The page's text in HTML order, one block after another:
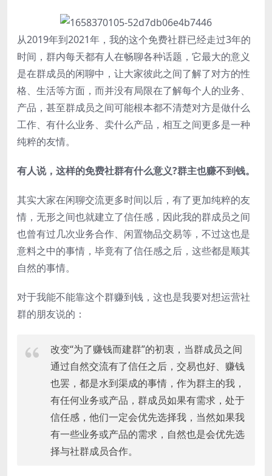
从2019年到2021年，我的这个免费社群已经走过3年的
时间，群内每天都有人在畅聊各种话题，它最大的意义
是在群成员的闲聊中，让大家彼此之间了解了对方的性
格、生活等方面，而并没有局限在了解每个人的业务、
产品，甚至群成员之间可能根本都不清楚对方是做什么
工作、有什么业务、卖什么产品，相互之间更多是一种
纯粹的友情。
有人说，这样的免费社群有什么意义?群主也赚不到钱。
其实大家在闲聊交流更多时间以后，有了更加纯粹的友
情，无形之间也就建立了信任感，因此我的群成员之间
也曾有过几次业务合作、闲置物品交易等，不过这也是
意料之中的事情，毕竟有了信任感之后，这些都是顺其
自然的事情。
对于我能不能靠这个群赚到钱，这也是我要对想运营社
群的朋友说的：
改变“为了赚钱而建群”的初衷，当群成员之间
通过自然交流有了信任之后，交易也好、赚钱
也罢，都是水到渠成的事情，作为群主的我，
有任何业务或产品，群成员如果有需求，处于
信任感，他们一定会优先选择我，当然如果我
有一些业务或产品的需求，自然也是会优先选
择与社群成员合作。